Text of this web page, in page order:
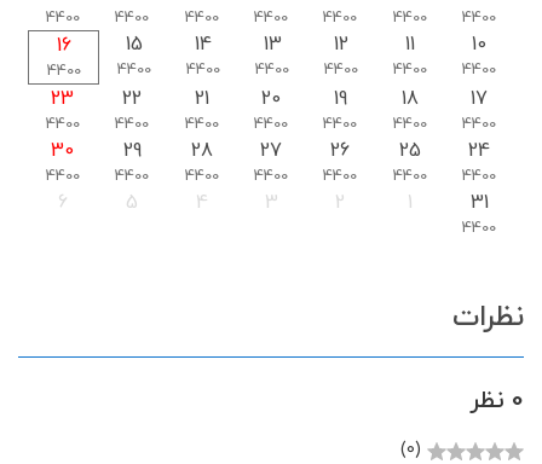
4400
4400
4400
4400
4400
4400
4400
10
4400
11
4400
12
4400
13
4400
14
4400
15
4400
16
4400
17
4400
18
4400
19
4400
20
4400
21
4400
22
4400
23
4400
24
4400
25
4400
26
4400
27
4400
28
4400
29
4400
30
4400
31
4400
1
2
3
4
5
6
نظرات
0 نظر
(0)